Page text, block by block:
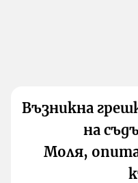
Възникна
на
Моля,